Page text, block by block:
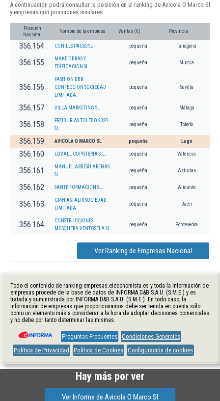
A continuación podrá consultar la posición en el ranking de Avicola O Marco Sl
y empresas con posiciones similares:
Posición
Nacional
Nombre de la empresa Ventas (€) Provincia
356.154 CONILLS PAGES SL pequeña Tarragona
356.155
MAKE OBRAS Y
EDIFICACION SL.
pequeña Murcia
356.156
FASHION DBB
CONFECCION SOCIEDAD
LIMITADA.
pequeña Sevilla
356.157 VILLA MARKETING SL pequeña Málaga
356.158
FREIDURIAS TOLEDO 2020
SL.
pequeña Toledo
356.159 AVICOLA O MARCO SL pequeña Lugo
356.160 LOVALL COPISTERIA S.L. pequeña Valencia
356.161
MANUEL ARBESU ARENAS
SL.
pequeña Asturias
356.162 SANTE FORMACION SL. pequeña Alicante
356.163
GMH ASTALIR SOCIEDAD
LIMITADA.
pequeña Jaén
356.164
CONSTRUCCIONES
MOSQUERA VENTOSELA SL
pequeña Pontevedra
Ver Ranking de Empresas Nacional
Todo el contenido de ranking-empresas.eleconomista.es y toda la información de
empresas procede de la base de datos de INFORMA D&B S.A.U. (S.M.E.) y es
tratada y suministrada por INFORMA D&B S.A.U. (S.M.E.). En todo caso, la
información de empresas que proporcionamos debe ser tenida en cuenta sólo
como un elemento más a considerar a la hora de adoptar decisiones comerciales
y no debe por tanto determinar las mismas.
Preguntas Frecuentes Condiciones Generales
Política de Privacidad
Política de Cookies Configuración de cookies
Hay más por ver
Ver Informe de Avicola O Marco Sl